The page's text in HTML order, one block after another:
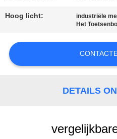
PRIVACY
Hoog licht: industriële
Het
DETAILS